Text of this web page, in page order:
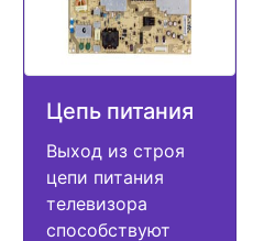
Цепь питания
Выход из строя
цепи питания
телевизора
способствуют